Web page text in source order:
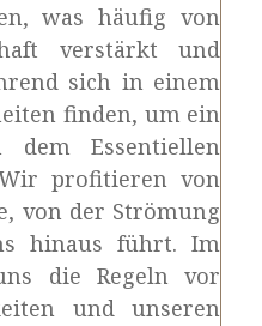
was häufig von
verstärkt und
sich in einem
finden, um ein
dem Essentiellen
profitieren von
von der Strömung
hinaus führt. Im
die Regeln vor
und unseren